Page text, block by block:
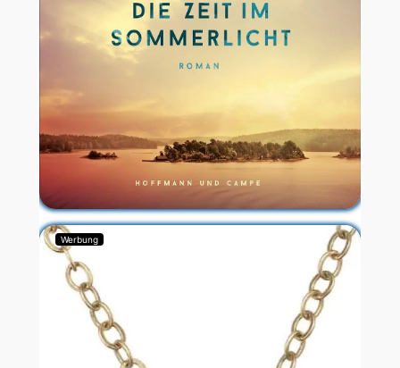
Werbung